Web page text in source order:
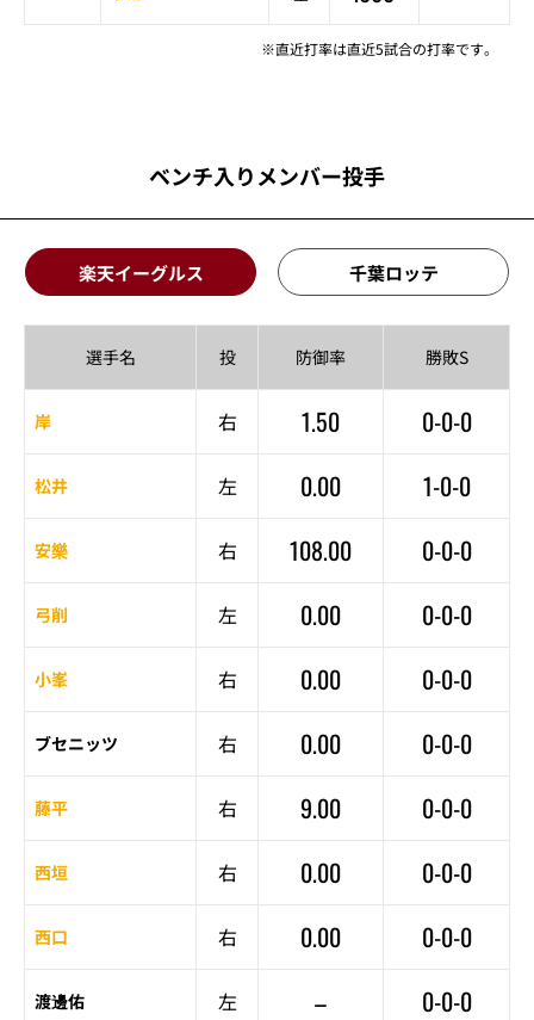
※直近打率は直近5試合の打率です。
ベンチ入りメンバー投手
楽天イーグルス 千葉ロッテ
選手名 投 防御率 勝敗S
岸 右 1.50 0-0-0
松井 左 0.00 1-0-0
安樂 右 108.00 0-0-0
弓削 左 0.00 0-0-0
小峯 右 0.00 0-0-0
ブセニッツ 右 0.00 0-0-0
藤平 右 9.00 0-0-0
西垣 右 0.00 0-0-0
西口 右 0.00 0-0-0
渡邊佑 左 – 0-0-0